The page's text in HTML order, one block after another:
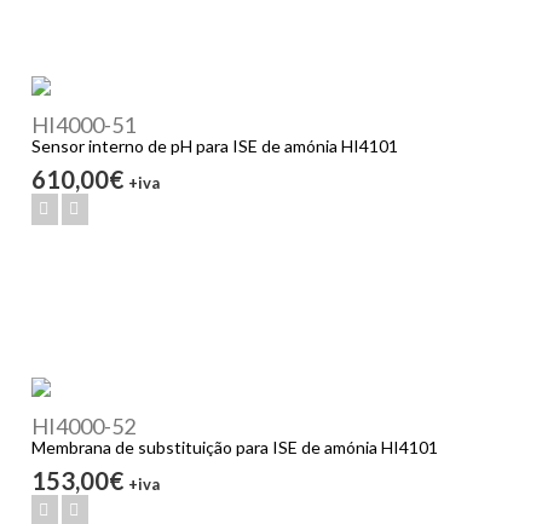
HI4000-51
Sensor interno de pH para ISE de amónia HI4101
610,00€ +iva
HI4000-52
Membrana de substituição para ISE de amónia HI4101
153,00€ +iva